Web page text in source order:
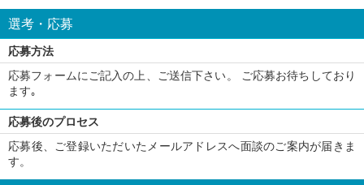
選考・応募
応募方法
応募フォームにご記入の上、ご送信下さい。 ご応募お待ちしており
ます｡
応募後のプロセス
応募後、ご登録いただいたメールアドレスへ面談のご案内が届きま
す。